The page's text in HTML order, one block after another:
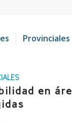
Provinciales
en